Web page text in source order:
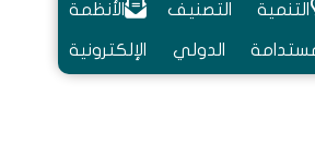
التنمية التصنيف
الدولي
الأنظمة
الإلكترونية